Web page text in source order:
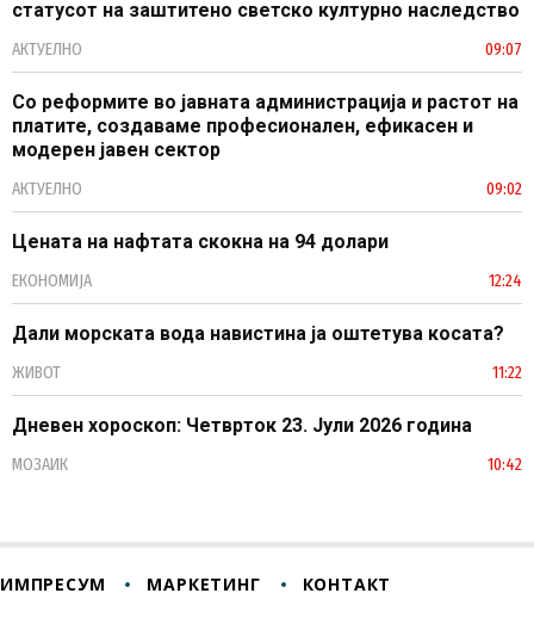
статусот на заштитено светско културно наследство
АКТУЕЛНО 09:07
Со реформите во јавната администрација и растот на
платите, создаваме професионален, ефикасен и
модерен јавен сектор
АКТУЕЛНО 09:02
Цената на нафтата скокна на 94 долари
ЕКОНОМИЈА 12:24
Дали морската вода навистина ја оштетува косата?
ЖИВОТ 11:22
Дневен хороскоп: Четврток 23. Јули 2026 година
МОЗАИК 10:42
ИМПРЕСУМ МАРКЕТИНГ КОНТАКТ